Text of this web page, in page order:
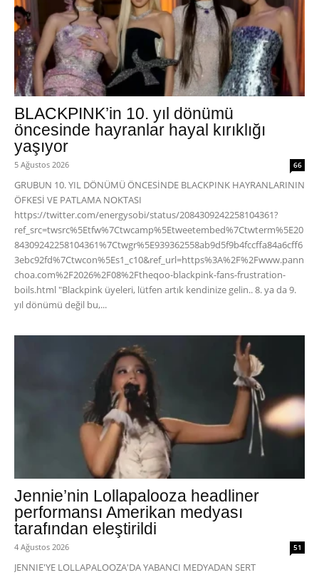
BLACKPINK’in 10. yıl dönümü
öncesinde hayranlar hayal kırıklığı
yaşıyor
5 Ağustos 2026 66
GRUBUN 10. YIL DÖNÜMÜ ÖNCESİNDE BLACKPINK HAYRANLARININ
ÖFKESİ VE PATLAMA NOKTASI
https://twitter.com/energysobi/status/2084309242258104361?
ref_src=twsrc%5Etfw%7Ctwcamp%5Etweetembed%7Ctwterm%5E20
84309242258104361%7Ctwgr%5E939362558ab9d5f9b4fccffa84a6cff6
3ebc92fd%7Ctwcon%5Es1_c10&ref_url=https%3A%2F%2Fwww.pann
choa.com%2F2026%2F08%2Ftheqoo-blackpink-fans-frustration-
boils.html "Blackpink üyeleri, lütfen artık kendinize gelin.. 8. ya da 9.
yıl dönümü değil bu,...
Jennie’nin Lollapalooza headliner
performansı Amerikan medyası
tarafından eleştirildi
4 Ağustos 2026 51
JENNIE'YE LOLLAPALOOZA'DA YABANCI MEDYADAN SERT